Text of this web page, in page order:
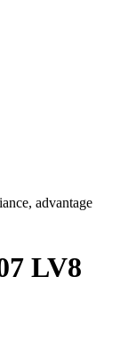
advantage
LV8